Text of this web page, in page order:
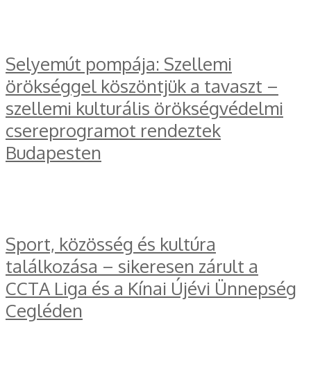
Selyemút pompája: Szellemi
örökséggel köszöntjük a tavaszt –
szellemi kulturális örökségvédelmi
csereprogramot rendeztek
Budapesten
Sport, közösség és kultúra
találkozása – sikeresen zárult a
CCTA Liga és a Kínai Újévi Ünnepség
Cegléden